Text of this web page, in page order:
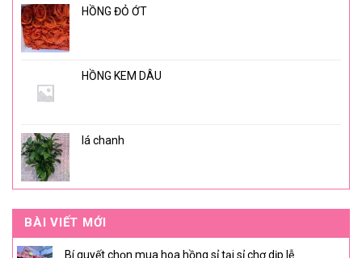
HỒNG ĐỎ ỚT
HỒNG KEM DÂU
lá chanh
BÀI VIẾT MỚI
Bí quyết chọn mua hoa hồng sỉ tại sỉ chợ dịp lễ